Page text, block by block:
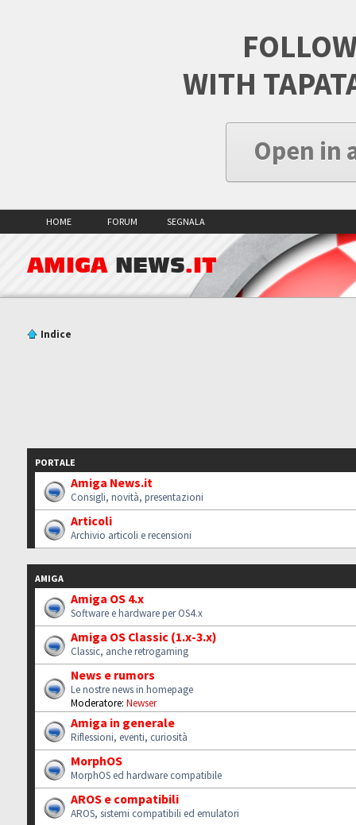
WITH
Open in
HOME FORUM SEGNALA
AMIGA NEWS.IT
Indice
PORTALE
Amiga News.it
Consigli, novità, presentazioni
Articoli
Archivio articoli e recensioni
AMIGA
Amiga OS 4.x
Software e hardware per OS4.x
Amiga OS Classic (1.x-3.x)
Classic, anche retrogaming
News e rumors
Le nostre news in homepage
Moderatore: Newser
Amiga in generale
Riflessioni, eventi, curiosità
MorphOS
MorphOS ed hardware compatibile
AROS e compatibili
AROS, sistemi compatibili ed emulatori